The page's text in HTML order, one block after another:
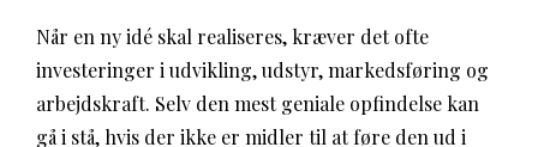
Når en ny idé skal realiseres, kræver det ofte
investeringer i udvikling, udstyr, markedsføring og
arbejdskraft. Selv den mest geniale opfindelse kan
gå i stå, hvis der ikke er midler til at føre den ud i